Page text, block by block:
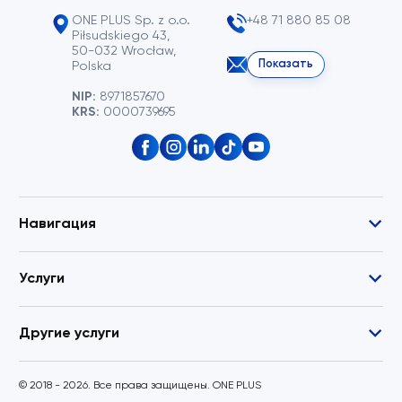
ONE PLUS Sp. z o.o.
Piłsudskiego 43,
50-032 Wrocław,
Polska
NIP: 8971857670
KRS: 0000739695
+48 71 880 85 08
Показать
Навигация
Услуги
Другие услуги
© 2018 - 2026. Все права защищены. ONE PLUS